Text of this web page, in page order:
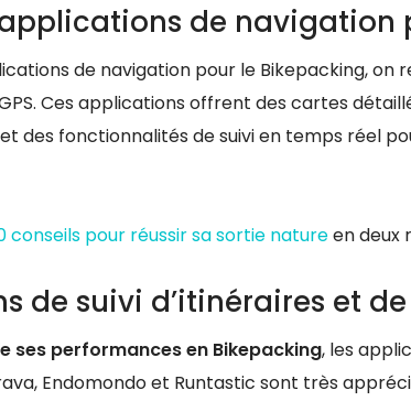
de navigation
de navigation pour le Bikepacking, on
Ces applications offrent des cartes
des fonctionnalités de suivi en temps réel
conseils pour réussir sa sortie natureen deux
de suivi d’itinéraires et
ses performances en Bikepacking, les
Endomondo et Runtastic sont très